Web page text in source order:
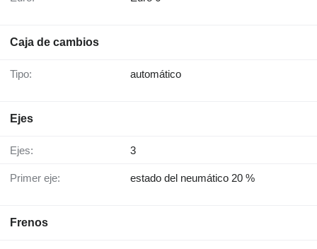
Caja de cambios
Tipo: automático
Ejes
Ejes: 3
Primer eje: estado del neumático 20 %
Frenos